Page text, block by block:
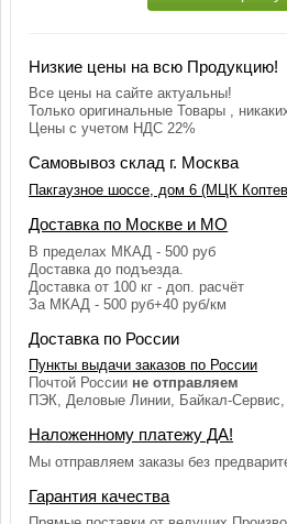
Низкие цены на всю Продукцию!
Все цены на сайте актуальны!
Только оригинальные Товары ,
Цены с учетом НДС 22%
Самовывоз склад г. Москва
Пакгаузное шоссе, дом 6 (МЦК
Доставка по Москве и МО
В пределах МКАД - 500 руб
Доставка до подъезда.
Доставка от 100 кг - доп. расчёт
За МКАД - 500 руб+40 руб/км
Доставка по России
Пункты выдачи заказов по России
Почтой России не отправляем
ПЭК, Деловые Линии, Байкал-
Наложенному платежу ДА!
Мы отправляем заказы без
Гарантия качества